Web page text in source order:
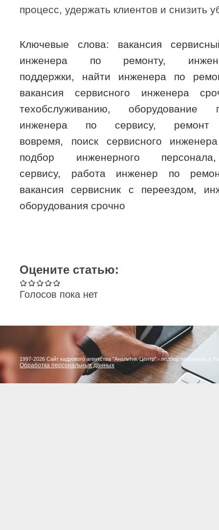
процесс, удержать клиентов и снизить
Ключевые слова: вакансия
инженера по ремонту,
поддержки, найти инженера по
вакансия сервисного инженера
техобслуживанию, оборудование
инженера по сервису, ремонт
вовремя, поиск сервисного
подбор инженерного
сервису, работа инженер по
вакансия сервисник с переездом,
оборудования срочно
Оцените статью:
Голосов пока нет
1997-2026 Сайт кадрового агентства "Аналитик-Центр" - подбор персонала в
Обработка персональных данных